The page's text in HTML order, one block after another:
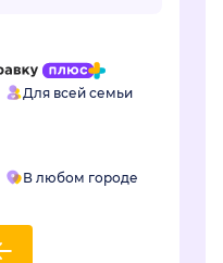
Для всей семьи
В любом городе